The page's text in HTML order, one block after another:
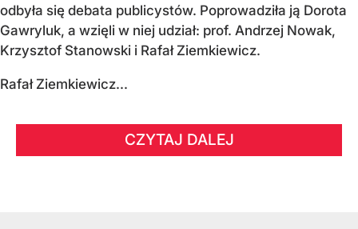
odbyła się debata publicystów. Poprowadziła ją Dorota
Gawryluk, a wzięli w niej udział: prof. Andrzej Nowak,
Krzysztof Stanowski i Rafał Ziemkiewicz.
Rafał Ziemkiewicz...
CZYTAJ DALEJ